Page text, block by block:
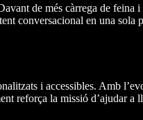
de més càrrega de feina
conversacional en una sola
i accessibles. Amb
reforça la missió d’ajudar a